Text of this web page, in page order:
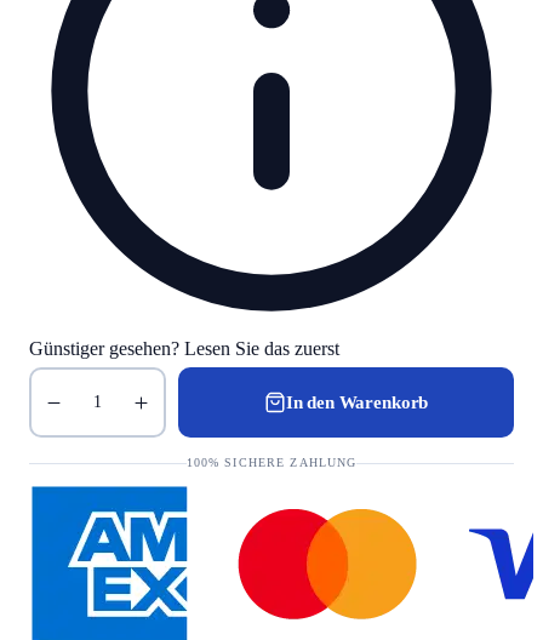
Günstiger gesehen? Lesen Sie das zuerst
1 In den Warenkorb
100% SICHERE ZAHLUNG